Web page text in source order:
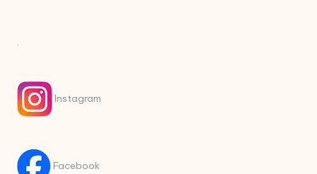
.
Instagram
Facebook